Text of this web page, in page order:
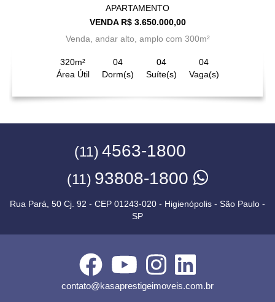
APARTAMENTO
VENDA R$ 3.650.000,00
Venda, andar alto, amplo com 300m²
320m²
Área Útil
04
Dorm(s)
04
Suíte(s)
04
Vaga(s)
(11) 4563-1800
(11) 93808-1800
Rua Pará, 50 Cj. 92 - CEP 01243-020 - Higienópolis - São Paulo -
SP
contato@kasaprestigeimoveis.com.br